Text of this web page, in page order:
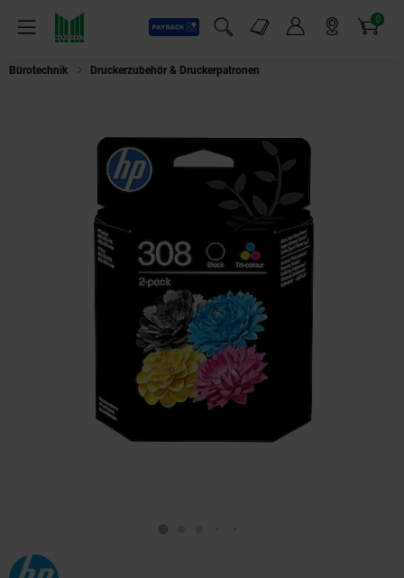
Menü
Payback
Suchfeld einblenden
Markt-Angebote 0
Artikel
Bürotechnik Druckerzubehör & Druckerpatronen